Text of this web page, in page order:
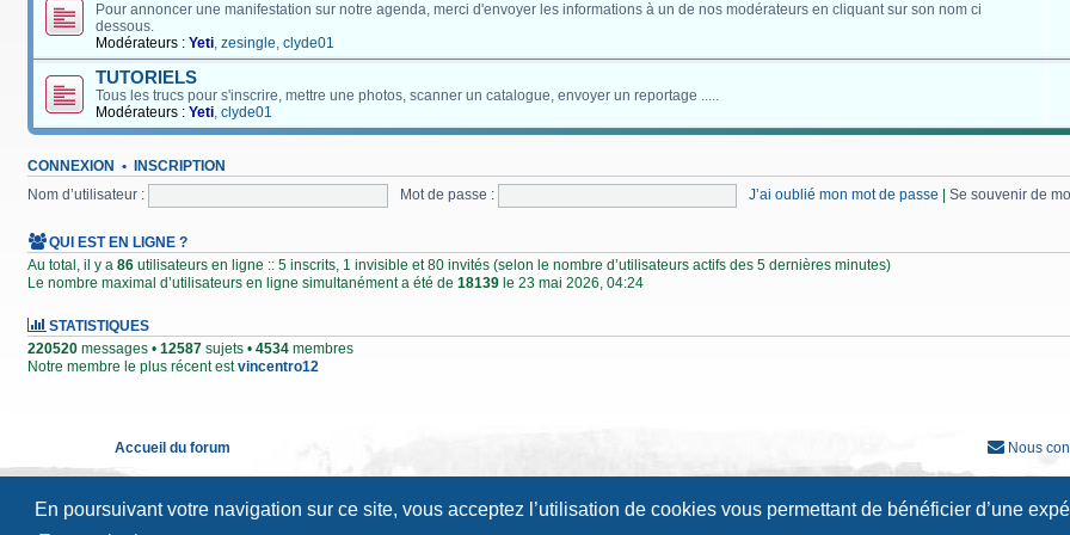
En poursuivant votre navigation sur ce site, vous acceptez l’utilisation de cookies vous permettant de bénéficier d’une
Pour annoncer une manifestation sur notre agenda, merci d'envoyer les informations à un de nos modérateurs en cliquant sur son nom ci
dessous.
Modérateurs : Yeti, zesingle, clyde01
TUTORIELS
Tous les trucs pour s'inscrire, mettre une photos, scanner un catalogue, envoyer un reportage .....
Modérateurs : Yeti, clyde01
CONNEXION • INSCRIPTION
Nom d’utilisateur : Mot de passe : J’ai oublié mon mot de passe Se souvenir de
QUI EST EN LIGNE ?
Au total, il y a 86 utilisateurs en ligne :: 5 inscrits, 1 invisible et 80 invités (selon le nombre d’utilisateurs actifs des 5 dernières minutes)
Le nombre maximal d’utilisateurs en ligne simultanément a été de 18139 le 23 mai 2026, 04:24
STATISTIQUES
220520 messages • 12587 sujets • 4534 membres
Notre membre le plus récent estvincentro12
Accueil du forum Nous
Traduction française officielle©Qiaeru